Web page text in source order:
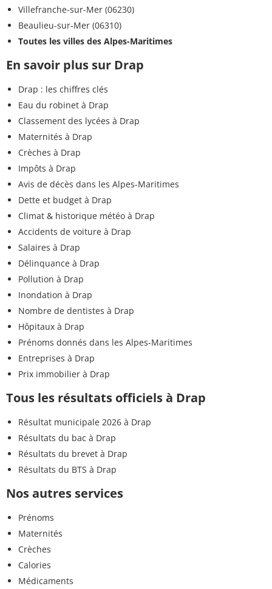
Villefranche-sur-Mer (06230)
Beaulieu-sur-Mer (06310)
Toutes les villes des Alpes-Maritimes
En savoir plus sur Drap
Drap : les chiffres clés
Eau du robinet à Drap
Classement des lycées à Drap
Maternités à Drap
Crèches à Drap
Impôts à Drap
Avis de décès dans les Alpes-Maritimes
Dette et budget à Drap
Climat & historique météo à Drap
Accidents de voiture à Drap
Salaires à Drap
Délinquance à Drap
Pollution à Drap
Inondation à Drap
Nombre de dentistes à Drap
Hôpitaux à Drap
Prénoms donnés dans les Alpes-Maritimes
Entreprises à Drap
Prix immobilier à Drap
Tous les résultats officiels à Drap
Résultat municipale 2026 à Drap
Résultats du bac à Drap
Résultats du brevet à Drap
Résultats du BTS à Drap
Nos autres services
Prénoms
Maternités
Crèches
Calories
Médicaments